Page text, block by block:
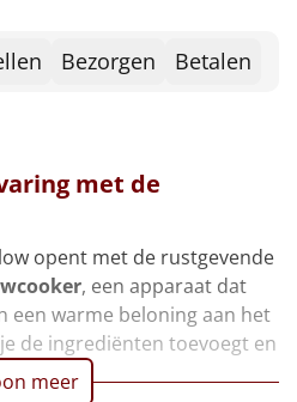
Bezorgen Betalen
met de
opent met de rustgevende
, een apparaat dat
een warme beloning aan het
de ingrediënten toevoegt en
meer